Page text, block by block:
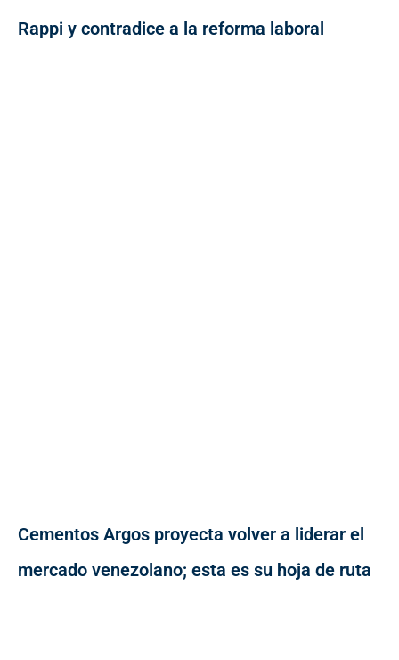
Rappi y contradice a la reforma laboral
Cementos Argos proyecta volver a liderar el
mercado venezolano; esta es su hoja de ruta